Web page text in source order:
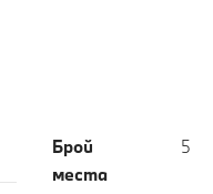
Брой
места
5